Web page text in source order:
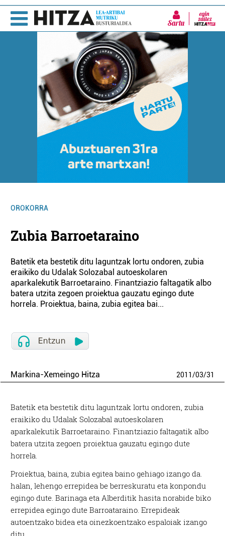
Sartu
OROKORRA
Zubia Barroetaraino
Batetik eta bestetik ditu laguntzak lortu ondoren, zubia
eraikiko du Udalak Solozabal autoeskolaren
aparkalekutik Barroetaraino. Finantziazio faltagatik albo
batera utzita zegoen proiektua gauzatu egingo dute
horrela. Proiektua, baina, zubia egitea bai...
Markina-Xemeingo Hitza 2011/03/31
Batetik eta bestetik ditu laguntzak lortu ondoren, zubia
eraikiko du Udalak Solozabal autoeskolaren
aparkalekutik Barroetaraino. Finantziazio faltagatik albo
batera utzita zegoen proiektua gauzatu egingo dute
horrela.
Proiektua, baina, zubia egitea baino gehiago izango da.
halan, lehengo errepidea be berreskuratu eta konpondu
egingo dute. Barinaga eta Alberditik hasita norabide biko
errepidea egingo dute Barroataraino. Errepideak
autoentzako bidea eta oinezkoentzako espaloiak izango
ditu.